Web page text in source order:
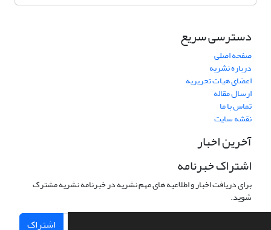
دسترسی سریع
صفحه اصلی
درباره نشریه
اعضای هیات تحریریه
ارسال مقاله
تماس با ما
نقشه سایت
آخرین اخبار
اشتراک خبرنامه
برای دریافت اخبار و اطلاعیه های مهم نشریه در خبرنامه نشریه مشترک
شوید.
اشتراک